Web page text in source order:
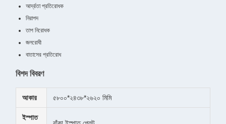
আর্দ্রতা প্রতিরোধক
নিরাপদ
তাপ নিরোধক
জলরোধী
বাতাসের প্রতিরোধ
বিশদ বিবরণ
আকার ৫৮০০*২৪৩৮*২৬২০ মিমি
ইস্পাত